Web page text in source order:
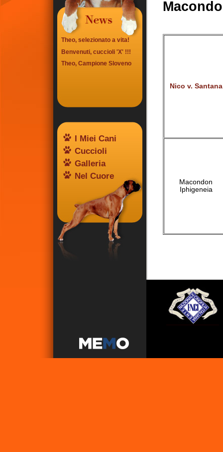
Theo, selezionato a vita!
Benvenuti, cuccioli 'X' !!!
Theo, Campione Sloveno
I Miei Cani
Cuccioli
Galleria
Nel Cuore
Nico v. Santana
Macondon
Iphigeneia